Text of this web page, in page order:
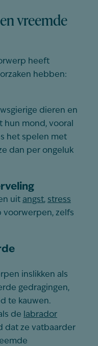
vreemde
heeft
hebben:
dieren en
mond, vooral
het spelen met
dan per ongeluk
uit angst, stress
voorwerpen, zelfs
inslikken als
gedragingen,
te kauwen.
de
labrador
dat ze vatbaarder